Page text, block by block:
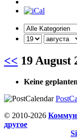
<< 19 August
Keine
© 2010-2026
другое